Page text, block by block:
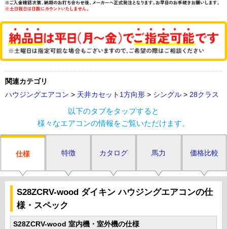
関連カテゴリ
ハウジングエアコン > 天井カセット1方向形 > シングル > 28クラス
以下のタブをタップすると
様々なエアコンの情報をご覧いただけます。
仕様 特徴 カタログ 馬力 価格比較
S28ZCRV-wood ダイキン ハウジングエアコンの仕
様・スペック
S28ZCRV-wood 室内機・室外機の仕様